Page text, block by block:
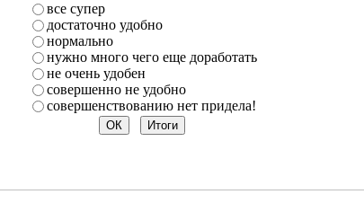
все супер
достаточно удобно
нормально
нужно много чего еще доработать
не очень удобен
совершенно не удобно
совершенствованию нет придела!